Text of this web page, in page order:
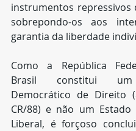
instrumentos repressivos
sobrepondo-os aos
garantia da liberdade
Como a República
Brasil constitui
Democrático de Direito
CR/88) e não um
Liberal, é forçoso